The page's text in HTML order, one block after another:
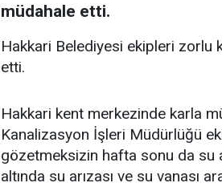
müdahale etti.
Hakkari Belediyesi ekipleri zorlu
etti.
Hakkari kent merkezinde karla
Kanalizasyon İşleri Müdürlüğü
gözetmeksizin hafta sonu da su
altında su arızası ve su vanası